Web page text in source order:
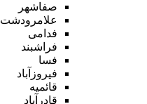
صفاشهر
علامرودشت
فدامی
فراشبند
فسا
فیروزآباد
قائمیه
قادرآباد